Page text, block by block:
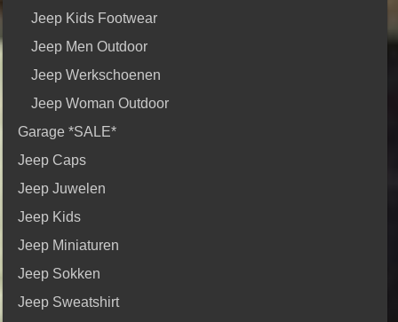
Jeep Kids Footwear
Jeep Men Outdoor
Jeep Werkschoenen
Jeep Woman Outdoor
Garage *SALE*
Jeep Caps
Jeep Juwelen
Jeep Kids
Jeep Miniaturen
Jeep Sokken
Jeep Sweatshirt